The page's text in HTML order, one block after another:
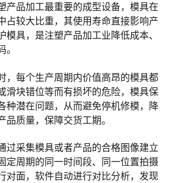
产品加工最重要的成型设备，模具在
占较大比重，其使用寿命直接影响产
模具，是注塑产品加工业降低成本、
，每个生产周期内价值高昂的模具都
滑块错位等而有损坏的危险，模具保
种潜在问题，从而避免停机修模，降
品质量，保障交货工期。
过采集模具或者产品的合格图像建立
定周期的同一时间段、同一位置拍摄
对面，软件自动进行对比分析，发现